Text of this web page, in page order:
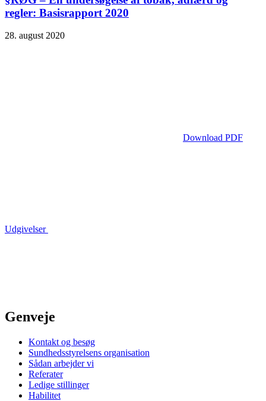
regler: Basisrapport 2020
28. august 2020
Download PDF
Udgivelser
Genveje
Kontakt og besøg
Sundhedsstyrelsens organisation
Sådan arbejder vi
Referater
Ledige stillinger
Habilitet